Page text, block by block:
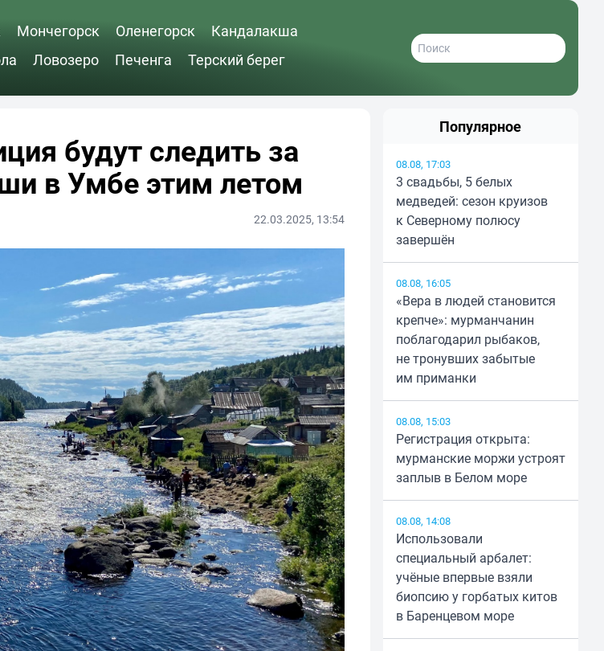
Мончегорск Оленегорск
Кандалакша
Ловозеро Печенга Терский берег
будут следить за
в Умбе этим летом
22.03.2025, 13:54
Популярное
08.08, 17:03
3 свадьбы, 5 белых
медведей: сезон круизов
к Северному полюсу
завершён
08.08, 16:05
«Вера в людей становится
крепче»: мурманчанин
поблагодарил рыбаков,
не тронувших забытые
им приманки
08.08, 15:03
Регистрация открыта:
мурманские моржи устроят
заплыв в Белом море
08.08, 14:08
Использовали
специальный арбалет:
учёные впервые взяли
биопсию у горбатых китов
в Баренцевом море